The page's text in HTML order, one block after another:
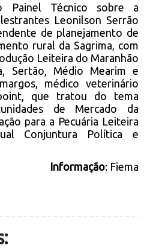
Painel Técnico sobre a
Leonilson Serrão
de planejamento de
rural da Sagrima, com
Leiteira do Maranhão
Sertão, Médio Mearim e
médico veterinário
que tratou do tema
de Mercado da
para a Pecuária Leiteira
Conjuntura Política e
Informação: Fiema